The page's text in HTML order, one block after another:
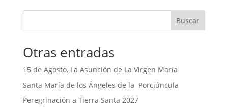
Buscar
Otras entradas
15 de Agosto, La Asunción de La Virgen María
Santa María de los Ángeles de la Porciúncula
Peregrinación a Tierra Santa 2027